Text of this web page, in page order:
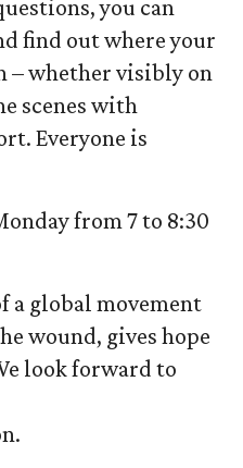
you can
find out where your
– whether visibly on
scenes with
Everyone is
from 7 to 8:30
a global movement
wound, gives hope
look forward to